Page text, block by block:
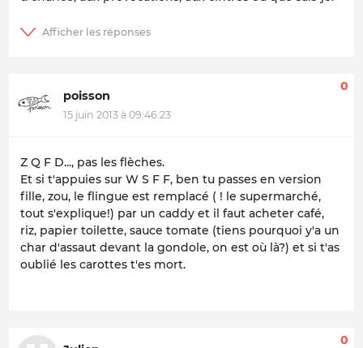
poisson
15 juin 2013 à 09:46:23
0
Z Q F D..., pas les flèches.
Et si t'appuies sur W S F F, ben tu passes en version
fille, zou, le flingue est remplacé ( ! le supermarché,
tout s'explique!) par un caddy et il faut acheter café,
riz, papier toilette, sauce tomate (tiens pourquoi y'a un
char d'assaut devant la gondole, on est où là?) et si t'as
oublié les carottes t'es mort.
0